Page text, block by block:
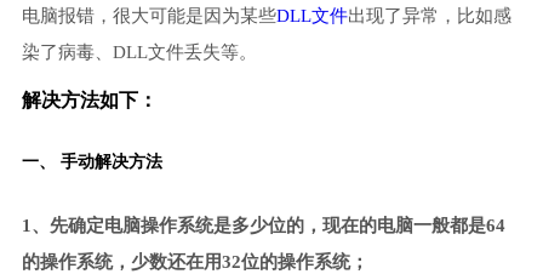
电脑报错，很大可能是因为某些DLL文件出现了异常，比如感
染了病毒、DLL文件丢失等。
解决方法如下：
一、 手动解决方法
1、先确定电脑操作系统是多少位的，现在的电脑一般都是64
的操作系统，少数还在用32位的操作系统；